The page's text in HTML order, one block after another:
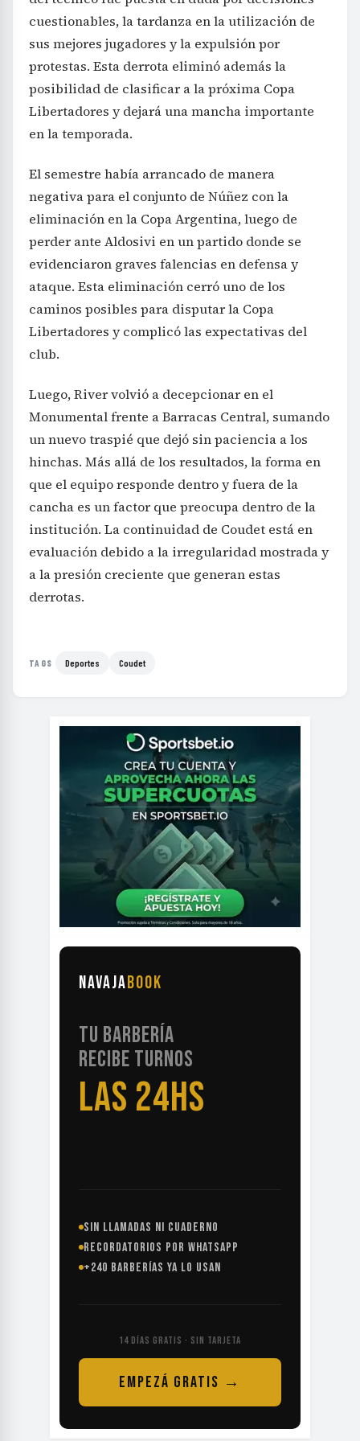
cuestionables, la tardanza en la utilización de
sus mejores jugadores y la expulsión por
protestas. Esta derrota eliminó además la
posibilidad de clasificar a la próxima Copa
Libertadores y dejará una mancha importante
en la temporada.
El semestre había arrancado de manera
negativa para el conjunto de Núñez con la
eliminación en la Copa Argentina, luego de
perder ante Aldosivi en un partido donde se
evidenciaron graves falencias en defensa y
ataque. Esta eliminación cerró uno de los
caminos posibles para disputar la Copa
Libertadores y complicó las expectativas del
club.
Luego, River volvió a decepcionar en el
Monumental frente a Barracas Central, sumando
un nuevo traspié que dejó sin paciencia a los
hinchas. Más allá de los resultados, la forma en
que el equipo responde dentro y fuera de la
cancha es un factor que preocupa dentro de la
institución. La continuidad de Coudet está en
evaluación debido a la irregularidad mostrada y
a la presión creciente que generan estas
derrotas.
TAGS Deportes Coudet
NAVAJABOOK
TU BARBERÍA
RECIBE TURNOS
LAS 24HS
SIN LLAMADAS NI CUADERNO
RECORDATORIOS POR WHATSAPP
+240 BARBERÍAS YA LO USAN
14 DÍAS GRATIS · SIN TARJETA
EMPEZÁ GRATIS →